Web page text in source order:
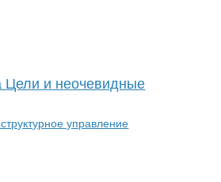
Цели и неочевидные
управление